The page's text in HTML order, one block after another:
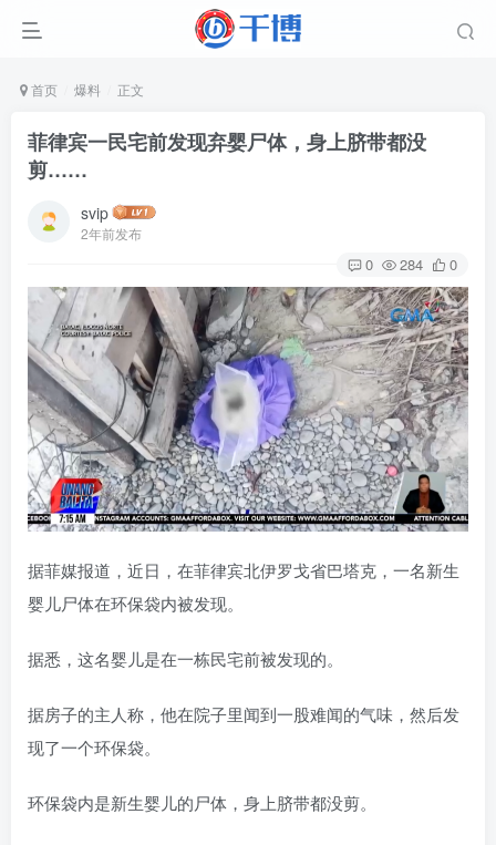
首页 爆料 正文
菲律宾一民宅前发现弃婴尸体，身上脐带都没
剪……
svip
2年前发布
0 284 0
据菲媒报道，近日，在菲律宾北伊罗戈省巴塔克，一名新生
婴儿尸体在环保袋内被发现。
据悉，这名婴儿是在一栋民宅前被发现的。
据房子的主人称，他在院子里闻到一股难闻的气味，然后发
现了一个环保袋。
环保袋内是新生婴儿的尸体，身上脐带都没剪。